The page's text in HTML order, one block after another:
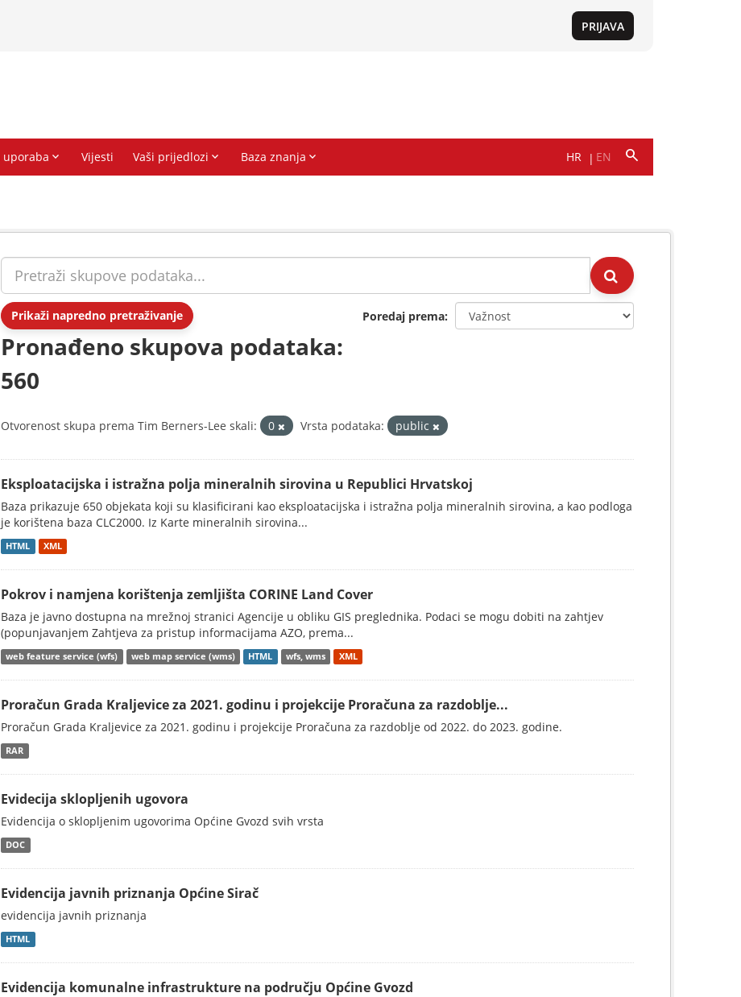
Prikaži napredno pretraživanje Poredaj prema
Pronađeno skupova podataka:
560
Otvorenost skupa prema Tim Berners-Lee skali: 0 Vrsta podataka: public
Eksploatacijska i istražna polja mineralnih sirovina u Republici Hrvatskoj
Baza prikazuje 650 objekata koji su klasificirani kao eksploatacijska i istražna polja mineralnih sirovina, a kao podloga
je korištena baza CLC2000. Iz Karte mineralnih sirovina...
HTML XML
Pokrov i namjena korištenja zemljišta CORINE Land Cover
Baza je javno dostupna na mrežnoj stranici Agencije u obliku GIS preglednika. Podaci se mogu dobiti na zahtjev
(popunjavanjem Zahtjeva za pristup informacijama AZO, prema...
web feature service (wfs) web map service (wms) HTML wfs, wms XML
Proračun Grada Kraljevice za 2021. godinu i projekcije Proračuna za razdoblje...
Proračun Grada Kraljevice za 2021. godinu i projekcije Proračuna za razdoblje od 2022. do 2023. godine.
RAR
Evidecija sklopljenih ugovora
Evidencija o sklopljenim ugovorima Općine Gvozd svih vrsta
DOC
Evidencija javnih priznanja Općine Sirač
evidencija javnih priznanja
HTML
Evidencija komunalne infrastrukture na području Općine Gvozd